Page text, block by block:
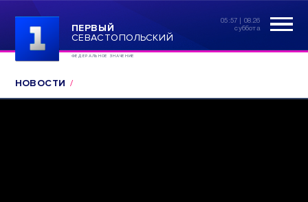
ПЕРВЫЙ
СЕВАСТОПОЛЬСКИЙ
ФЕДЕРАЛЬНОЕ ЗНАЧЕНИЕ
05:57 | 08.26
суббота
НОВОСТИ